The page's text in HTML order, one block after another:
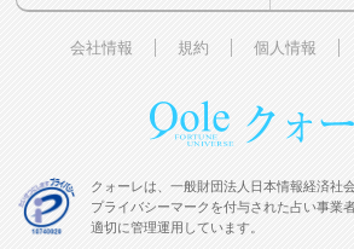
会社情報 規約 個人情報
クォーレは、一般財団法人日本情報経済社
プライバシーマークを付与された占い事業
適切に管理運用しています。